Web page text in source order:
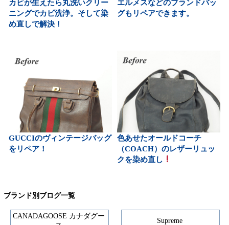
カビが生えたら丸洗いクリー
ニングでカビ洗浄。そして染
め直しで解決！
エルメスなどのブランドバッ
グもリペアできます。
GUCCIのヴィンテージバッグ
をリペア！
色あせたオールドコーチ
（COACH）のレザーリュッ
クを染め直し
ブランド別ブログ一覧
CANADAGOOSE カナダグー
Supreme